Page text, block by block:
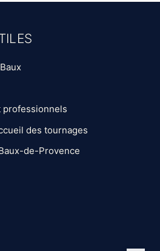
professionnels
des tournages
de-Provence